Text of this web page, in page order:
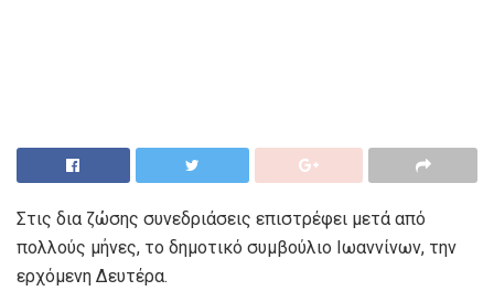
Στις δια ζώσης συνεδριάσεις επιστρέφει μετά από
πολλούς μήνες, το δημοτικό συμβούλιο Ιωαννίνων, την
ερχόμενη Δευτέρα.